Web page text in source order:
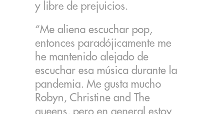
y libre de prejuicios.
“Me aliena escuchar pop,
entonces paradójicamente me
he mantenido alejado de
escuchar esa música durante la
pandemia. Me gusta mucho
Robyn, Christine and The
queens, pero en general estoy